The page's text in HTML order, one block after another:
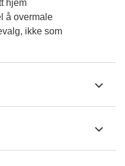
hjem
å overmale
ikke som